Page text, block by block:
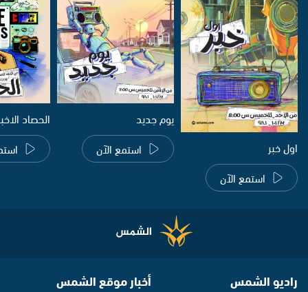
اول خبر
استمع الآن
يوم جديد
استمع الآن
الحصاد
راديو الشمس أخبار موقع الشمس